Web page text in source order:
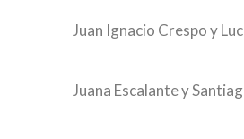
Juan Ignacio Crespo y
Juana Escalante y